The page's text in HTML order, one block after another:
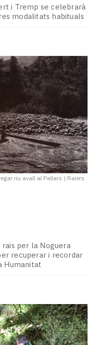
i Tremp se celebrarà
modalitats habituals
riu avall al Pallars | Raiers
rais per la Noguera
recuperar i recordar
Humanitat